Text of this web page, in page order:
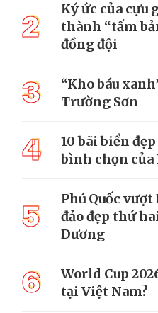
2
Ký ức của cựu
thành “tấm
đồng đội
3
“Kho báu
Trường Sơn
4
10 bãi biển
bình chọn
5
Phú Quốc
đảo đẹp thứ
Dương
6
World Cup
tại Việt Nam?